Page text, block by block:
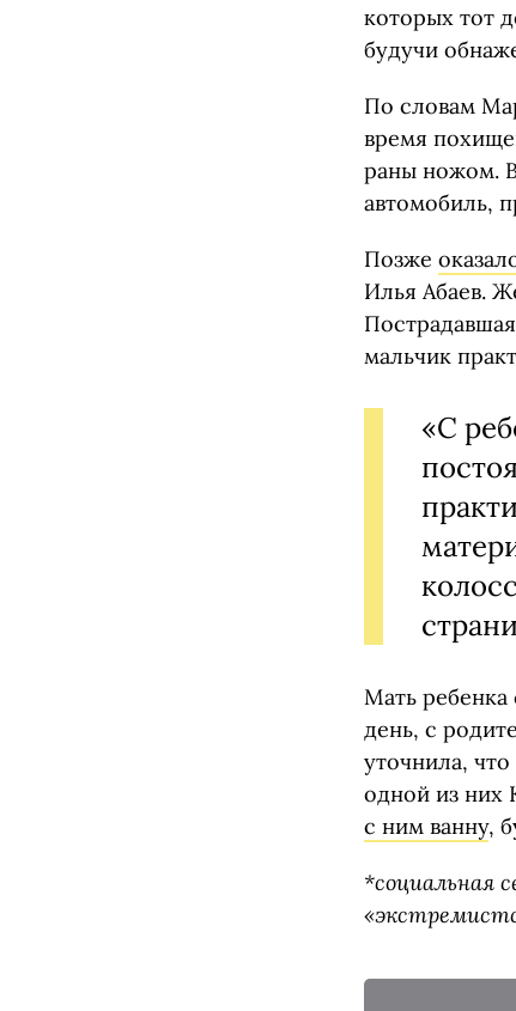
которых тот
будучи
По словам
время
раны ножом.
автомобиль,
Позже
Илья Абаев.
мальчик
«С
Мать ребенка
день, с
уточнила,
одной из них
с ним ванну,
*социальная